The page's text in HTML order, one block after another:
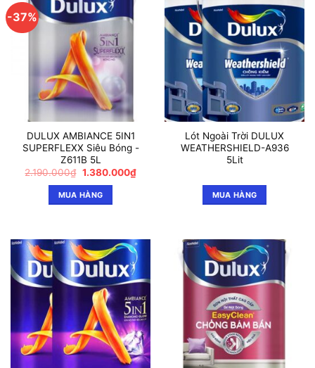
-37%
DULUX AMBIANCE 5IN1
SUPERFLEXX Siêu Bóng -
Z611B 5L
2.190.000₫ Giá
là:
2.190.000₫.
1.380.000₫Giá
hiện
MUA HÀNG
Lót Ngoài Trời DULUX
WEATHERSHIELD-A936
5Lit
MUA HÀNG